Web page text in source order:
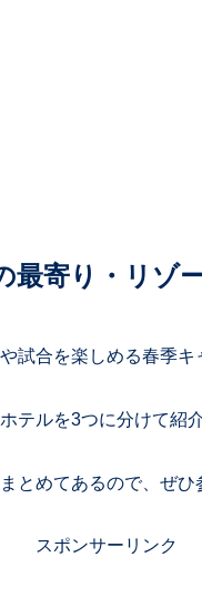
最寄り・リゾ
試合を楽しめる春季キ
テルを3つに分けて紹介
とめてあるので、ぜひ
スポンサーリンク